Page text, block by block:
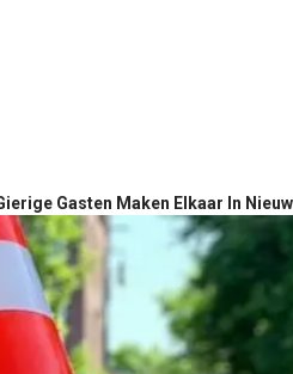
Gasten Maken Elkaar In